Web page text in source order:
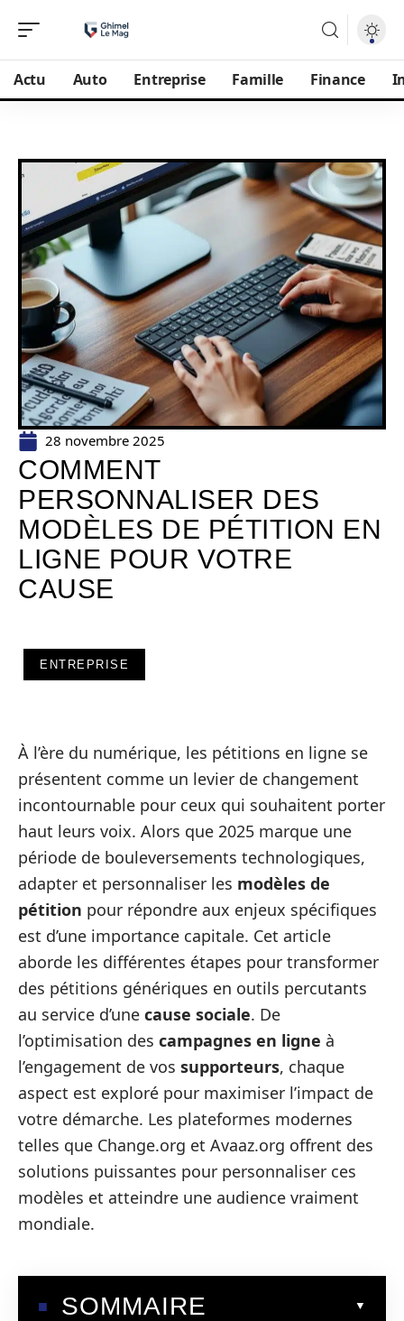
Actu Auto Entreprise Famille Finance
28 novembre 2025
COMMENT
PERSONNALISER DES
MODÈLES DE PÉTITION EN
LIGNE POUR VOTRE
CAUSE
ENTREPRISE
À l’ère du numérique, les pétitions en ligne se
présentent comme un levier de changement
incontournable pour ceux qui souhaitent porter
haut leurs voix. Alors que 2025 marque une
période de bouleversements technologiques,
adapter et personnaliser les modèles de
pétition pour répondre aux enjeux spécifiques
est d’une importance capitale. Cet article
aborde les différentes étapes pour transformer
des pétitions génériques en outils percutants
au service d’une cause sociale. De
l’optimisation des campagnes en ligne à
l’engagement de vos supporteurs, chaque
aspect est exploré pour maximiser l’impact de
votre démarche. Les plateformes modernes
telles que Change.org et Avaaz.org offrent des
solutions puissantes pour personnaliser ces
modèles et atteindre une audience vraiment
mondiale.
SOMMAIRE